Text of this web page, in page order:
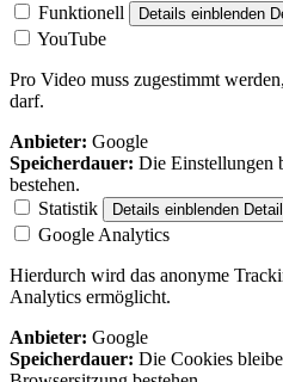
Funktionell
Details einblenden
YouTube
Pro Video muss zugestimmt
darf.
Anbieter: Google
Speicherdauer: Die Einstellungen
bestehen.
Statistik
Details einblenden
Google Analytics
Hierdurch wird das anonyme
Analytics ermöglicht.
Anbieter: Google
Speicherdauer: Die Cookies